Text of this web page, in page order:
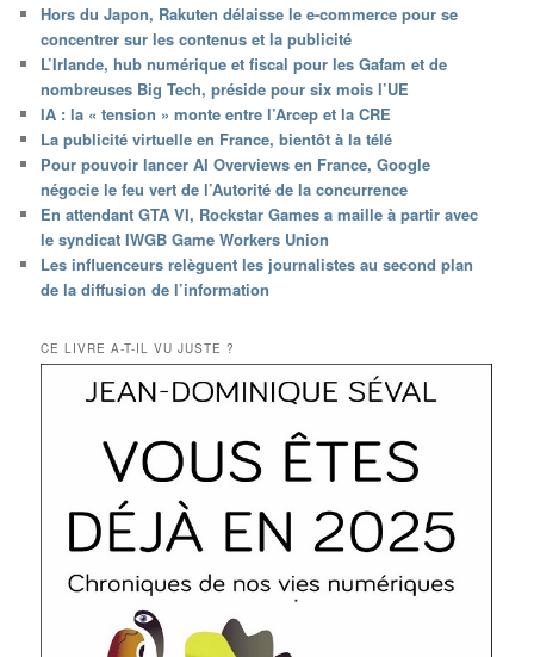
Hors du Japon, Rakuten délaisse le e-commerce pour se
concentrer sur les contenus et la publicité
L’Irlande, hub numérique et fiscal pour les Gafam et de
nombreuses Big Tech, préside pour six mois l’UE
IA : la « tension » monte entre l’Arcep et la CRE
La publicité virtuelle en France, bientôt à la télé
Pour pouvoir lancer AI Overviews en France, Google
négocie le feu vert de l’Autorité de la concurrence
En attendant GTA VI, Rockstar Games a maille à partir avec
le syndicat IWGB Game Workers Union
Les influenceurs relèguent les journalistes au second plan
de la diffusion de l’information
CE LIVRE A-T-IL VU JUSTE ?